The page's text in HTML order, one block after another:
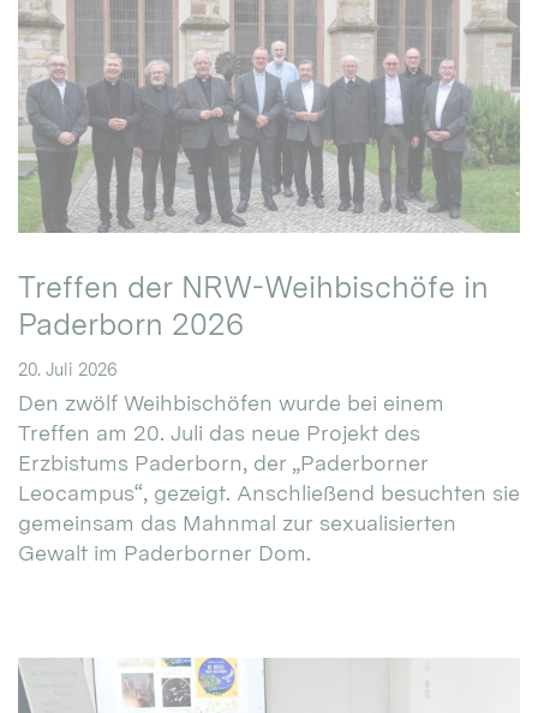
Treffen der NRW-Weihbischöfe in
Paderborn 2026
20. Juli 2026
Den zwölf Weihbischöfen wurde bei einem
Treffen am 20. Juli das neue Projekt des
Erzbistums Paderborn, der „Paderborner
Leocampus“, gezeigt. Anschließend besuchten sie
gemeinsam das Mahnmal zur sexualisierten
Gewalt im Paderborner Dom.